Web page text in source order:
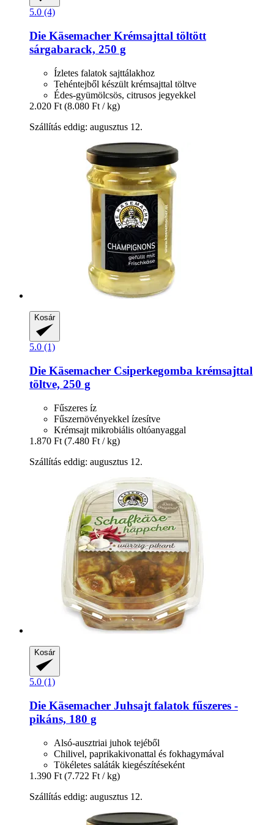
5.0 (4)
Die Käsemacher Krémsajttal töltött
sárgabarack, 250 g
Ízletes falatok sajttálakhoz
Tehéntejből készült krémsajttal töltve
Édes-gyümölcsös, citrusos jegyekkel
2.020 Ft (8.080 Ft / kg)
Szállítás eddig: augusztus 12.
Kosár
5.0 (1)
Die Käsemacher Csiperkegomba krémsajttal
töltve, 250 g
Fűszeres íz
Fűszernövényekkel ízesítve
Krémsajt mikrobiális oltóanyaggal
1.870 Ft (7.480 Ft / kg)
Szállítás eddig: augusztus 12.
Kosár
5.0 (1)
Die Käsemacher Juhsajt falatok fűszeres -​
pikáns, 180 g
Alsó-ausztriai juhok tejéből
Chilivel, paprikakivonattal és fokhagymával
Tökéletes saláták kiegészítéseként
1.390 Ft (7.722 Ft / kg)
Szállítás eddig: augusztus 12.